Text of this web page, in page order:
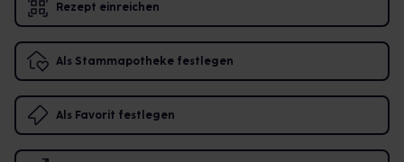
Rezept einreichen
Als Stammapotheke festlegen
Als Favorit festlegen